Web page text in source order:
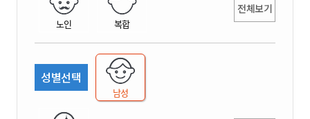
노인 복합
전체보기
성별선택
남성